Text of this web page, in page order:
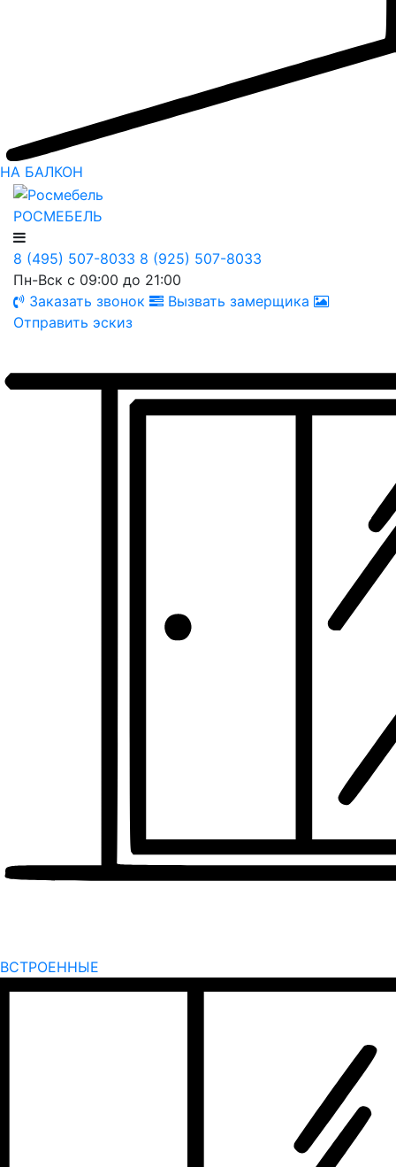
НА БАЛКОН
РОСМЕБЕЛЬ
8 (495) 507-8033 8 (925) 507-8033
Пн-Вск с 09:00 до 21:00
Заказать звонок
Вызвать замерщика
Отправить эскиз
ВСТРОЕННЫЕ